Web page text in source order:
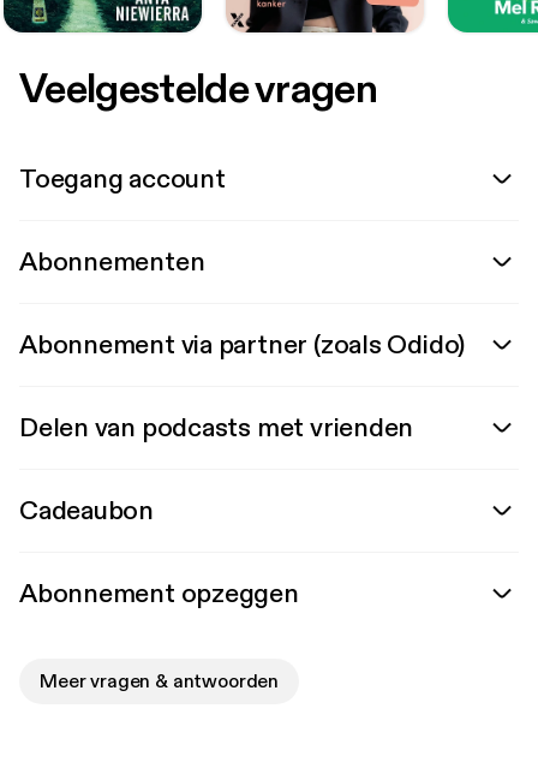
Veelgestelde vragen
Toegang account
Abonnementen
Abonnement via partner (zoals Odido)
Delen van podcasts met vrienden
Cadeaubon
Abonnement opzeggen
Meer vragen & antwoorden